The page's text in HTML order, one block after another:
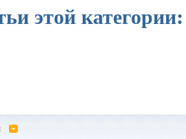
этой категории: